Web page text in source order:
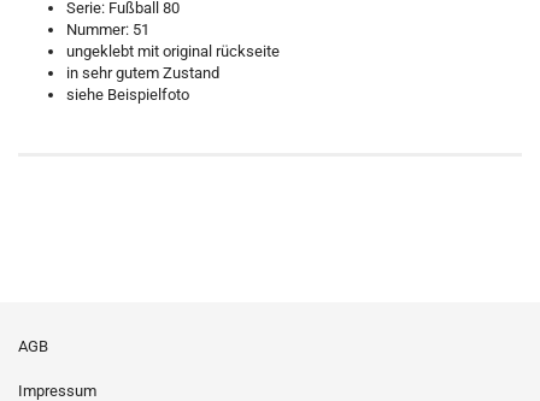
Serie: Fußball 80
Nummer: 51
ungeklebt mit original rückseite
in sehr gutem Zustand
siehe Beispielfoto
AGB
Impressum